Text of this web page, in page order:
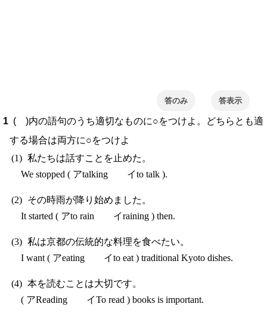
答のみ
( )内の語句のうち適切なものに○をつけよ。どちらとも適
する場合は両方に○をつけよ
私たちは話すことを止めた。
We stopped ( アtalking イto talk ).
その時雨が降り始めました。
It started ( アto rain イraining ) then.
私は京都の伝統的な料理を食べたい。
I want ( アeating イto eat ) traditional Kyoto dishes.
本を読むことは大切です。
( アReading イTo read ) books is important.